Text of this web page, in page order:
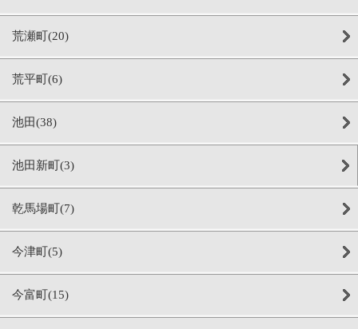
荒瀬町(20)
荒平町(6)
池田(38)
池田新町(3)
乾馬場町(7)
今津町(5)
今富町(15)